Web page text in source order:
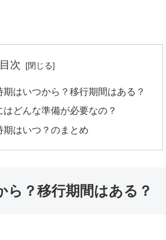
目次
はいつから？移行期間はある？
どんな準備が必要なの？
はいつ？のまとめ
ら？移行期間はある？